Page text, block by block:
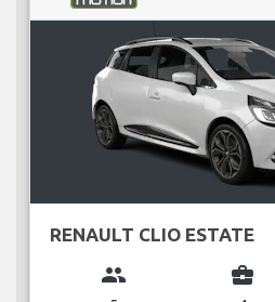
RENAULT CLIO ESTATE
group business_center